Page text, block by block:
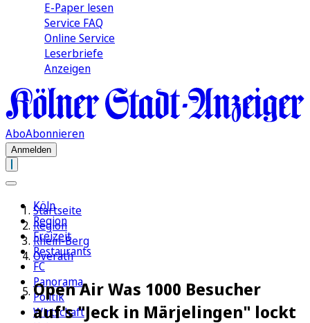
E-Paper lesen
Service FAQ
Online Service
Leserbriefe
Anzeigen
AboAbonnieren
Anmelden
Köln
Region
Freizeit
Restaurants
FC
Panorama
Politik
Wirtschaft
Startseite
Region
Rhein-Berg
Overath
Open Air Was 1000 Besucher
auf's "Jeck in Märjelingen" lockt